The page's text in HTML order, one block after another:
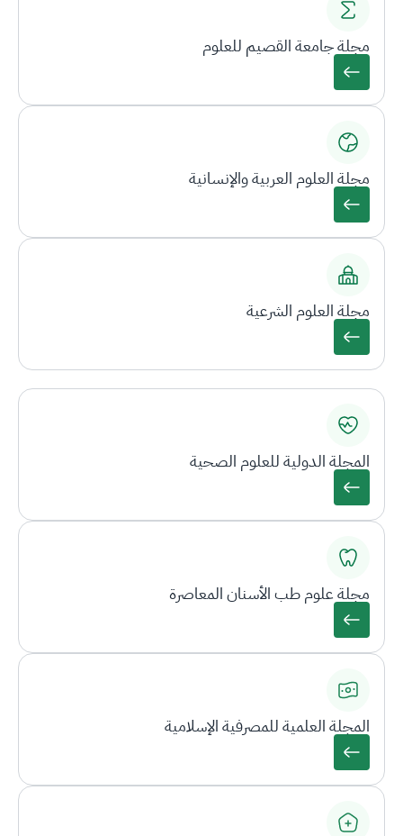
مجلة جامعة القصيم للعلوم
مجلة العلوم العربية والإنسانية
مجلة العلوم الشرعية
المجلة الدولية للعلوم الصحية
مجلة علوم طب الأسنان المعاصرة
المجلة العلمية للمصرفية الإسلامية